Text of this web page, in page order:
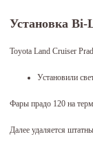
Установка Bi-
Toyota Land Cruiser
Установили
Фары прадо 120 на
Далее удаляется